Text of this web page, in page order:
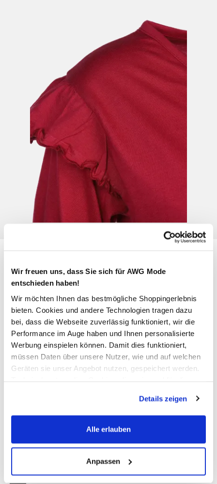
Wir freuen uns, dass Sie sich für AWG Mode
entschieden haben!
Wir möchten Ihnen das bestmögliche Shoppingerlebnis
bieten. Cookies und andere Technologien tragen dazu
bei, dass die Webseite zuverlässig funktioniert, wir die
Performance im Auge haben und Ihnen personalisierte
Werbung einspielen können. Damit dies funktioniert,
müssen Daten über unsere Nutzer, wie und auf welchen
Geräten sie unser Angebot nutzen, gespeichert werden.
werden, werden bei der Nutzung der Webseite auf jeden
Fall gesetzt. Cookies von Drittanbietern für Analyse- oder
Trackingzwecke werden nur dann aktiviert, wenn Sie das
erlauben" bzw. "Alle erlauben" klicken. Mehr dazu
(einschließlich der Möglichkeit, die Einwilligungserklärung
zu ändern oder zu widerrufen) erfahren Sie in unserem
Details zeigen
Alle erlauben
Anpassen
Flügelärmelchen
9,99 €
Ursprünglicher Preis:14,99 €
Größe:
S M L XL
Anzahl:
Schneller DHL Versand: in 1–3 Werktagen